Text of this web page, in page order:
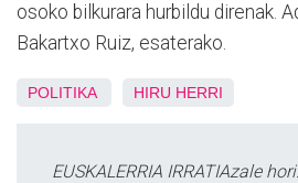
osoko bilkurara hurbildu direnak.
Bakartxo Ruiz, esaterako.
POLITIKA HIRU HERRI
EUSKALERRIA IRRATIAzale hori: